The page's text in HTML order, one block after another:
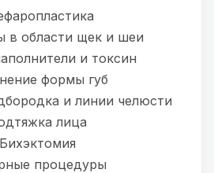
в области щек и шеи
и токсин
формы губ
и линии челюсти
лица
Бихэктомия
процедуры